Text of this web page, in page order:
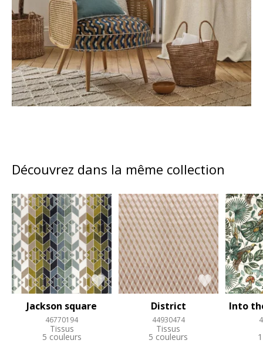
Découvrez dans la même collection
Jackson square
46770194
Tissus
5 couleurs
District
44930474
Tissus
5 couleurs
Into